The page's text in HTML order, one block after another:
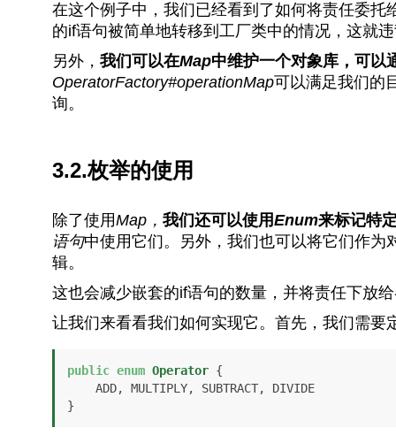
在这个例子中，我们已经看到了如何将责任委
的if语句被简单地转移到工厂类中的情况，这就
另外， 我们可以在Map中维护一个对象库，可以
OperatorFactory#operationMap可以满足我们的
询。
3.2.枚举的使用
除了使用Map， 我们还可以使用Enum来标记特
语句中使用它们。另外，我们也可以将它们作
辑。
这也会减少嵌套的if语句的数量，并将责任下放
让我们来看看我们如何实现它。首先，我们需要
public enum Operator {
}